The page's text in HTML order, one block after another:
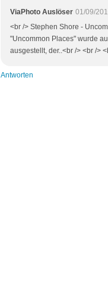
ViaPhoto Auslöser 01/09/
<br /> Stephen Shore -
"Uncommon Places" wurde
ausgestellt, der..<br /> <br />
Antworten